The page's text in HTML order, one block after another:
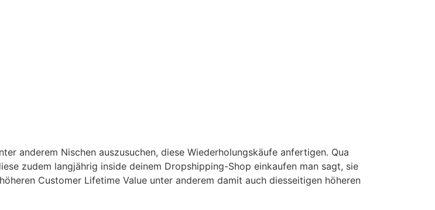
anderem Nischen auszusuchen, diese Wiederholungskäufe anfertigen. Qua
zudem langjährig inside deinem Dropshipping-Shop einkaufen man sagt, sie
Customer Lifetime Value unter anderem damit auch diesseitigen höheren